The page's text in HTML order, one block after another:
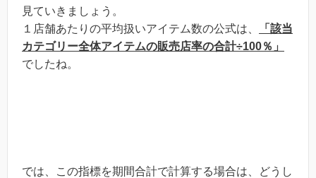
見ていきましょう。
１店舗あたりの平均扱いアイテム数の公式は、
「該当
カテゴリー全体アイテムの販売店率の合計÷100％」
でしたね。
では、この指標を期間合計で計算する場合は、どうし